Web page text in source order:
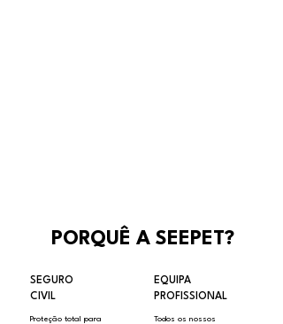
PORQUÊ A SEEPET?
SEGURO
CIVIL
Proteção total para
EQUIPA
PROFISSIONAL
Todos os nossos